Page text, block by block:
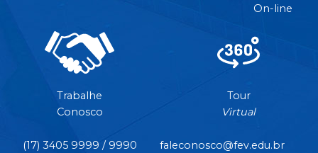
On-line
Trabalhe
Conosco
Tour
Virtual
(17) 3405 9999 / 9990 faleconosco@fev.edu.br